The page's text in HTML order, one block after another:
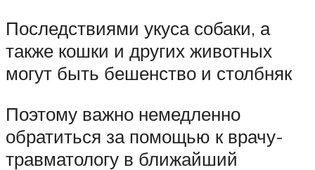
Последствиями укуса собаки, а
также кошки и других животных
могут быть бешенство и столбняк
Поэтому важно немедленно
обратиться за помощью к врачу-
травматологу в ближайший